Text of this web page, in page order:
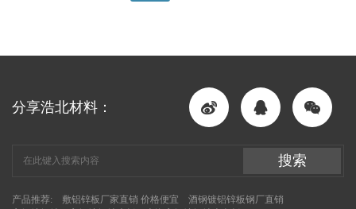
分享浩北材料：
搜索
产品推荐: 敷铝锌板厂家直销 价格便宜
酒钢镀铝锌板钢厂直销